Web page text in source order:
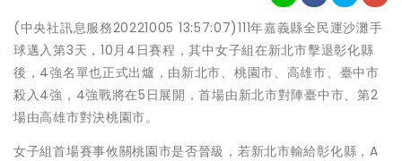
(中央社訊息服務20221005 13:57:07)111年嘉義縣全民運沙灘手
球邁入第3天，10月4日賽程，其中女子組在新北市擊退彰化縣
後，4強名單也正式出爐，由新北市、桃園市、高雄市、臺中市
殺入4強，4強戰將在5日展開，首場由新北市對陣臺中市、第2
場由高雄市對決桃園市。
女子組首場賽事攸關桃園市是否晉級，若新北市輸給彰化縣，A